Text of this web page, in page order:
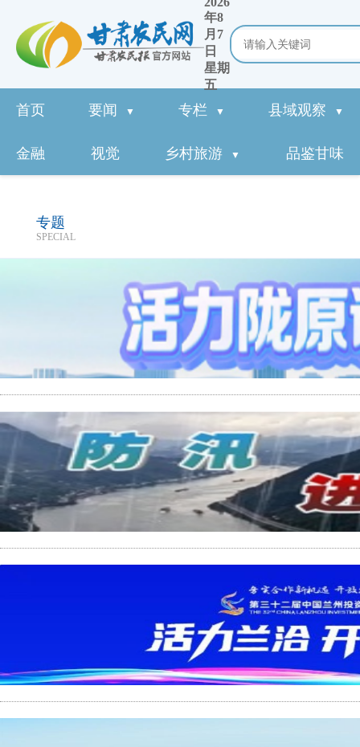
年8
月7
日
星期
五
首页 要闻 ▼ 专栏 ▼ 县域观察 ▼
金融 视觉 乡村旅游 ▼ 品鉴甘味
专题
SPECIAL